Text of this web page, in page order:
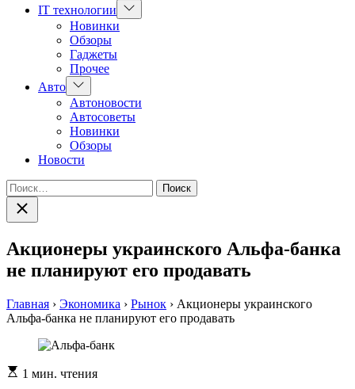
IT технологии
Показать
подменю
Новинки
Обзоры
Гаджеты
Прочее
Авто Показать
подменю
Автоновости
Автосоветы
Новинки
Обзоры
Новости
Найти:
Закрыть
поиск
Акционеры украинского Альфа-банка
не планируют его продавать
Главная › Экономика › Рынок › Акционеры украинского
Альфа-банка не планируют его продавать
Расчетное
1 мин. чтения